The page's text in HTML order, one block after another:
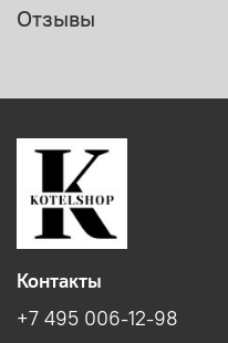
Отзывы
Контакты
+7 495 006-12-98